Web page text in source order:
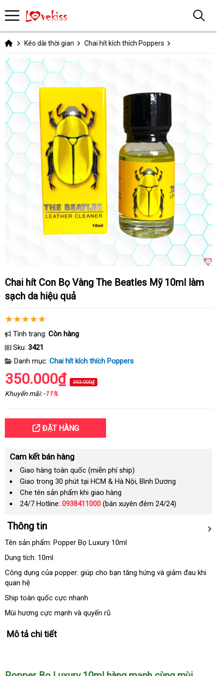
Kéo dài thời gian Chai hít kích thích Poppers
Chai hít Con Bọ Vàng The Beatles Mỹ 10ml làm
sạch da hiệu quả
Tình trạng: Còn hàng
Sku: 3421
Danh mục: Chai hít kích thích Poppers
350.000₫ 393.000₫
Khuyến mãi:-11%
ĐẶT HÀNG
Cam kết bán hàng
Giao hàng toàn quốc (miễn phí ship)
Giao trong 30 phút tại HCM & Hà Nội, Bình Dương
Che tên sản phẩm khi giao hàng
24/7 Hotline: 0938411000 (bán xuyên đêm 24/24)
Thông tin
Tên sản phẩm: Popper Bọ Luxury 10ml
Dung tích: 10ml
Công dụng nhận
của popper: giúp cho bạn tăng hứng thế
và giảm đau khi
quan hệ
Ship toàn quốc cực nhanh
Mùi hương cực mạnh khuyến
và quyến rũ
Mô tả chi tiết